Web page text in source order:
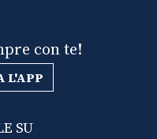
con te!
L'APP
SU